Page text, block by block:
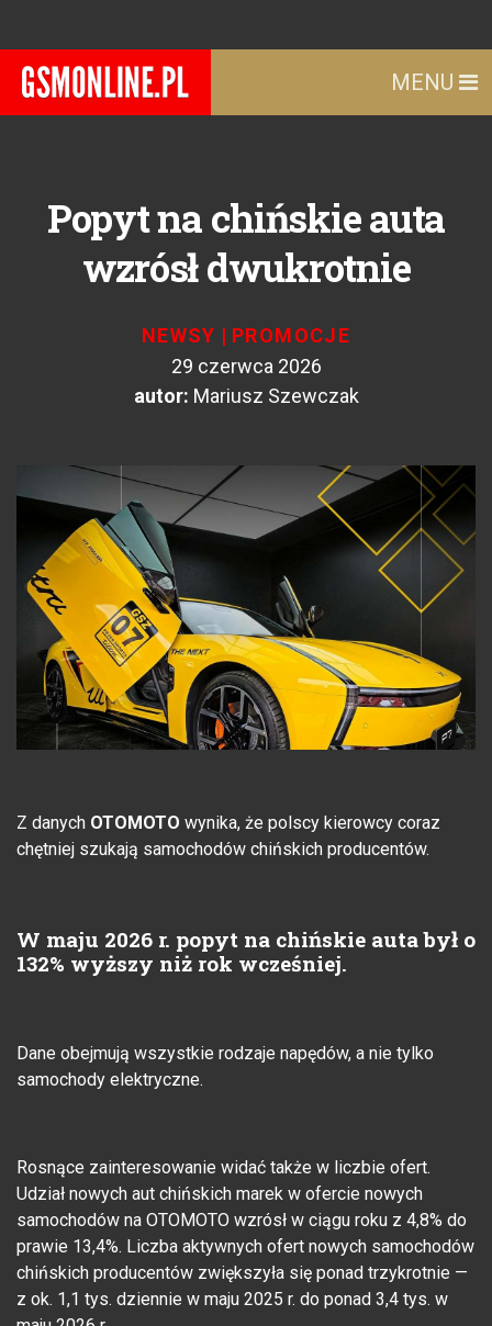
MENU
Popyt na chińskie auta
wzrósł dwukrotnie
NEWSY | PROMOCJE
29 czerwca 2026
autor: Mariusz Szewczak
Z danych OTOMOTO wynika, że polscy kierowcy coraz
chętniej szukają samochodów chińskich producentów.
W maju 2026 r. popyt na chińskie auta był o
132% wyższy niż rok wcześniej.
Dane obejmują wszystkie rodzaje napędów, a nie tylko
samochody elektryczne.
Rosnące zainteresowanie widać także w liczbie ofert.
Udział nowych aut chińskich marek w ofercie nowych
samochodów na OTOMOTO wzrósł w ciągu roku z 4,8% do
prawie 13,4%. Liczba aktywnych ofert nowych samochodów
chińskich producentów zwiększyła się ponad trzykrotnie —
z ok. 1,1 tys. dziennie w maju 2025 r. do ponad 3,4 tys. w